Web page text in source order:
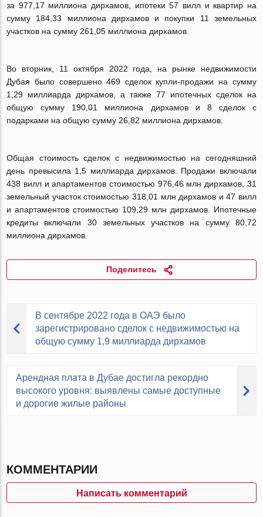
за 977,17 миллиона дирхамов, ипотеки 57 вилл и квартир на
сумму 184,33 миллиона дирхамов и покупки 11 земельных
участков на сумму 261,05 миллиона дирхамов.
Во вторник, 11 октября 2022 года, на рынке недвижимости
Дубая было совершено 469 сделок купли-продажи на сумму
1,29 миллиарда дирхамов, а также 77 ипотечных сделок на
общую сумму 190,01 миллиона дирхамов и 8 сделок с
подарками на общую сумму 26,82 миллиона дирхамов.
Общая стоимость сделок с недвижимостью на сегодняшний
день превысила 1,5 миллиарда дирхамов. Продажи включали
438 вилл и апартаментов стоимостью 976,46 млн дирхамов, 31
земельный участок стоимостью 318,01 млн дирхамов и 47 вилл
и апартаментов стоимостью 109,29 млн дирхамов. Ипотечные
кредиты включали 30 земельных участков на сумму 80,72
миллиона дирхамов.
Поделитесь
В сентябре 2022 года в ОАЭ было
зарегистрировано сделок с недвижимостью на
общую сумму 1,9 миллиарда дирхамов
Арендная плата в Дубае достигла рекордно
высокого уровня: выявлены самые доступные
и дорогие жилые районы
КОММЕНТАРИИ
Написать комментарий